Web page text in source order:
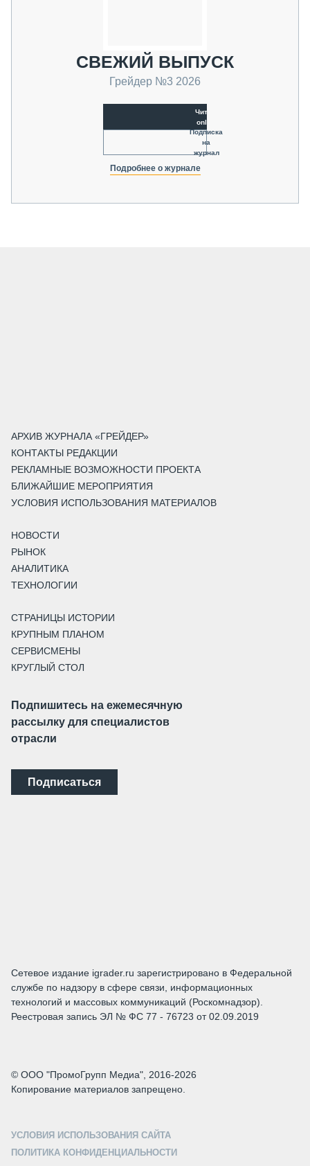
СВЕЖИЙ ВЫПУСК
Грейдер №3 2026
Читать
online
Подписка
на
журнал
Подробнее о журнале
АРХИВ ЖУРНАЛА «ГРЕЙДЕР»
КОНТАКТЫ РЕДАКЦИИ
РЕКЛАМНЫЕ ВОЗМОЖНОСТИ ПРОЕКТА
БЛИЖАЙШИЕ МЕРОПРИЯТИЯ
УСЛОВИЯ ИСПОЛЬЗОВАНИЯ МАТЕРИАЛОВ
НОВОСТИ
РЫНОК
АНАЛИТИКА
ТЕХНОЛОГИИ
СТРАНИЦЫ ИСТОРИИ
КРУПНЫМ ПЛАНОМ
СЕРВИСМЕНЫ
КРУГЛЫЙ СТОЛ
Подпишитесь на ежемесячную
рассылку для специалистов
отрасли
Подписаться
Сетевое издание igrader.ru зарегистрировано в Федеральной
службе по надзору в сфере связи, информационных
технологий и массовых коммуникаций (Роскомнадзор).
Реестровая запись ЭЛ № ФС 77 - 76723 от 02.09.2019
© ООО "ПромоГрупп Медиа", 2016-2026
Копирование материалов запрещено.
УСЛОВИЯ ИСПОЛЬЗОВАНИЯ САЙТА
ПОЛИТИКА КОНФИДЕНЦИАЛЬНОСТИ